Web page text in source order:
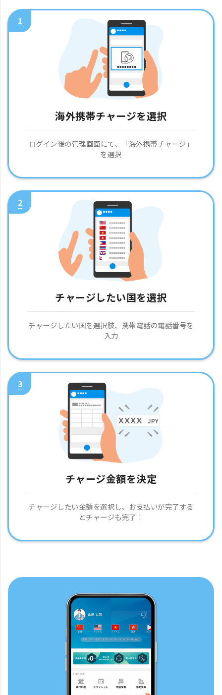
1
海外携帯チャージを選択
ログイン後の管理画面にて、「海外携帯チャージ」
を選択
2
チャージしたい国を選択
チャージしたい国を選択肢、携帯電話の電話番号を
入力
3
チャージ金額を決定
チャージしたい金額を選択し、お支払いが完了する
とチャージも完了！